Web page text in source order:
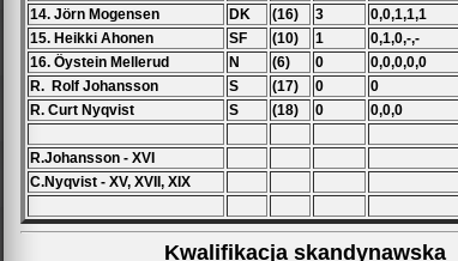
14. Jörn Mogensen DK (16) 3 0,0,1,1,1
15. Heikki Ahonen
SF (10) 1 0,1,0,-,-
16. Öystein Mellerud
N (6) 0 0,0,0,0,0
R. Rolf Johansson
S (17) 0 0
R. Curt Nyqvist
S (18) 0 0,0,0
R.Johansson - XVI
C.Nyqvist - XV, XVII, XIX
Kwalifikacja skandynawska